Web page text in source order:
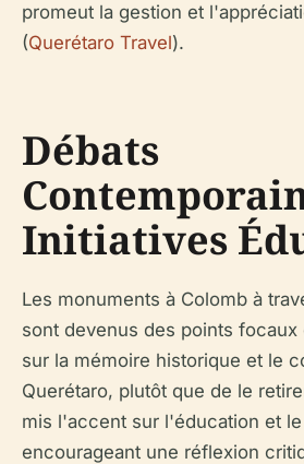
promeut la gestion et
(Querétaro Travel).
Débats
Initiatives
Les monuments à Colomb à
sont devenus des points focaux
sur la mémoire historique et le
Querétaro, plutôt que de le
mis l'accent sur l'éducation et
encourageant une réflexion